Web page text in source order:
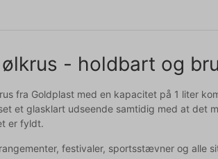
- holdbart og
fra Goldplast med en kapacitet på 1 liter
et glasklart udseende samtidig med at det
er fyldt.
festivaler, sportsstævner og alle